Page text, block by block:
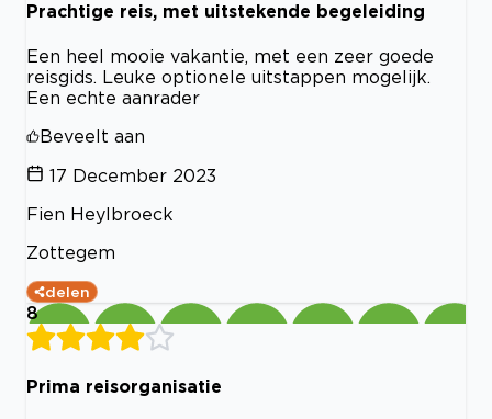
Prachtige reis, met uitstekende begeleiding
Een heel mooie vakantie, met een zeer goede
reisgids. Leuke optionele uitstappen mogelijk.
Een echte aanrader
Beveelt aan
17 December 2023
Fien Heylbroeck
Zottegem
delen
8
Prima reisorganisatie